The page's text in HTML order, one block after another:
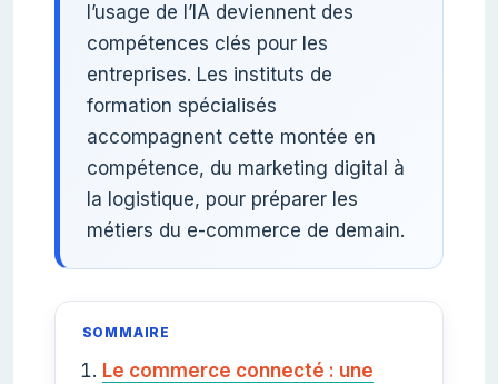
l’usage de l’IA deviennent des
compétences clés pour les
entreprises. Les instituts de
formation spécialisés
accompagnent cette montée en
compétence, du marketing digital à
la logistique, pour préparer les
métiers du e-commerce de demain.
SOMMAIRE
Le commerce connecté : une